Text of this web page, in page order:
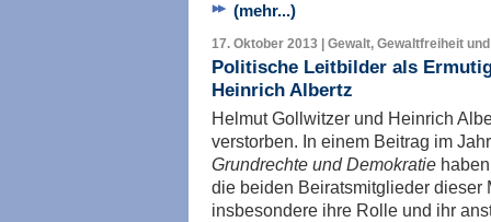
(mehr...)
17. Oktober 2013 | Gewalt, Gewaltfreiheit
Politische Leitbilder als
Heinrich Albertz
Helmut Gollwitzer und Heinrich
verstorben. In einem Beitrag im
Grundrechte und Demokratie
die beiden Beiratsmitglieder dieser
insbesondere ihre Rolle und ihr